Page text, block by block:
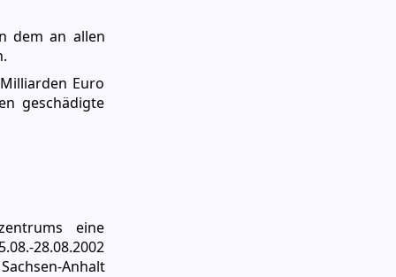
dem an allen
Euro
geschädigte
eine
28.08.2002
Anhalt